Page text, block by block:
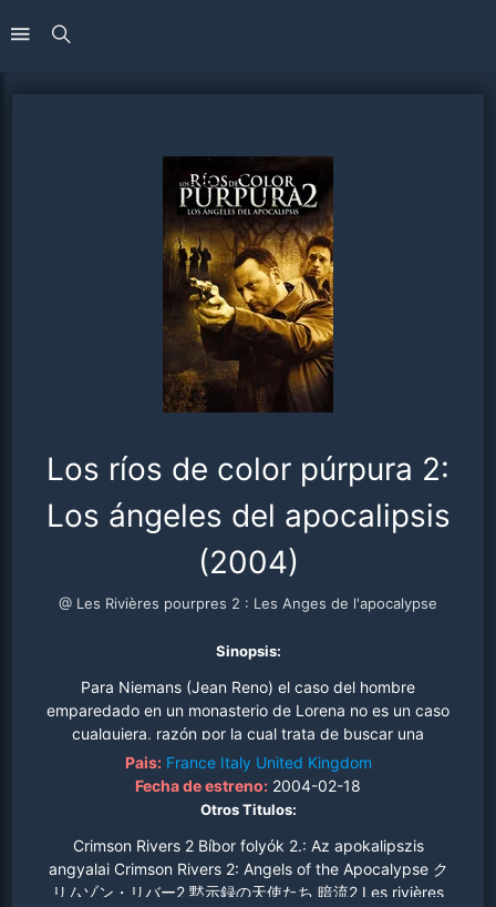
Los ríos de color púrpura 2:
Los ángeles del apocalipsis
(2004)
@ Les Rivières pourpres 2 : Les Anges de l'apocalypse
Sinopsis:
Para Niemans (Jean Reno) el caso del hombre
emparedado en un monasterio de Lorena no es un caso
cualquiera, razón por la cual trata de buscar una
explicación tanto del rito como de las marcas esotéricas
que aparecen alrededor del cadáver. Al mismo tiempo,
en la zona se multiplican los asesinatos; los responsabels
sobrenatural que desaparecen sin dejar rastro. Niemans
empieza a entender algo cuando cae en la cuenta de
que todas las víctimas tienen el mismo nombre y el
Pais: France Italy United Kingdom
Fecha de estreno: 2004-02-18
Otros Titulos:
Crimson Rivers 2 Bíbor folyók 2.: Az apokalipszis
angyalai Crimson Rivers 2: Angels of the Apocalypse ク
リムゾン・リバー2 黙示録の天使たち 暗流2 Les rivières